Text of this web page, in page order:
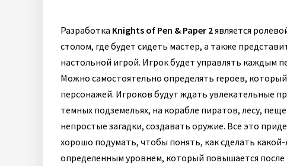
Разработка Knights of Pen & Paper 2является
столом, где будет сидеть мастер, а также
настольной игрой. Игрок будет управлять каждым
Можно самостоятельно определять героев,
персонажей. Игроков будут ждать увлекательные
темных подземельях, на корабле пиратов, лесу,
непростые загадки, создавать оружие. Все это
хорошо подумать, чтобы понять, как сделать
определенным уровнем, который повышается после